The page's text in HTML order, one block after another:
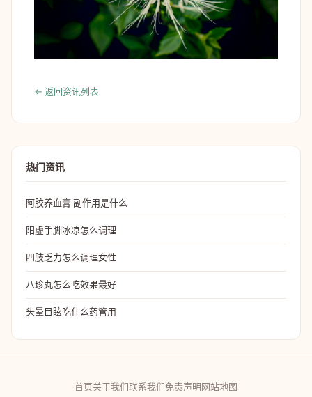
← 返回资讯列表
热门资讯
阿胶养血膏 副作用是什么
阳虚手脚冰凉怎么调理
四肢乏力怎么调理女性
八珍丸怎么吃效果最好
头晕目眩吃什么药管用
首页关于我们联系我们免责声明网站地图